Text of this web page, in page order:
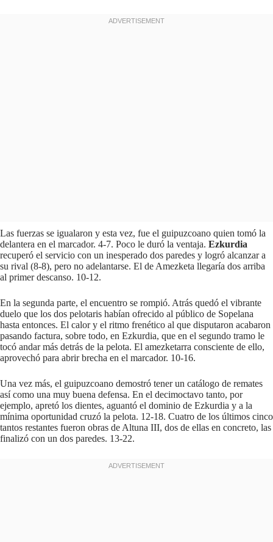
Las fuerzas se igualaron y esta vez, fue el guipuzcoano quien tomó la
delantera en el marcador. 4-7. Poco le duró la ventaja. Ezkurdia
recuperó el servicio con un inesperado dos paredes y logró alcanzar a
su rival (8-8), pero no adelantarse. El de Amezketa llegaría dos arriba
al primer descanso. 10-12.
En la segunda parte, el encuentro se rompió. Atrás quedó el vibrante
duelo que los dos pelotaris habían ofrecido al público de Sopelana
hasta entonces. El calor y el ritmo frenético al que disputaron acabaron
pasando factura, sobre todo, en Ezkurdia, que en el segundo tramo le
tocó andar más detrás de la pelota. El amezketarra consciente de ello,
aprovechó para abrir brecha en el marcador. 10-16.
Una vez más, el guipuzcoano demostró tener un catálogo de remates
así como una muy buena defensa. En el decimoctavo tanto, por
ejemplo, apretó los dientes, aguantó el dominio de Ezkurdia y a la
mínima oportunidad cruzó la pelota. 12-18. Cuatro de los últimos cinco
tantos restantes fueron obras de Altuna III, dos de ellas en concreto, las
finalizó con un dos paredes. 13-22.